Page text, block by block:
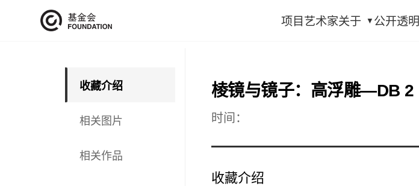
项目 艺术家关于 公开透明
收藏介绍
相关图片
相关作品
棱镜与镜子：高浮雕—DB 2
时间：
收藏介绍